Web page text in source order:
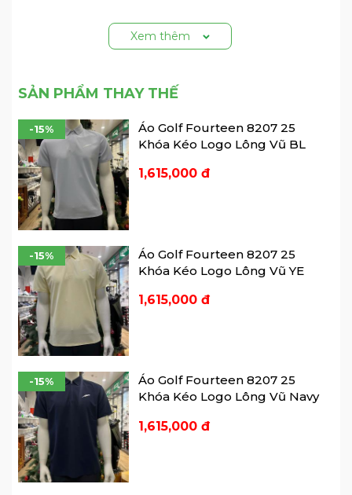
Xem thêm
SẢN PHẨM THAY THẾ
Áo Golf Fourteen 8207 25
Khóa Kéo Logo Lông Vũ BL
1,615,000 đ
-15%
Áo Golf Fourteen 8207 25
Khóa Kéo Logo Lông Vũ YE
1,615,000 đ
-15%
Áo Golf Fourteen 8207 25
Khóa Kéo Logo Lông Vũ Navy
1,615,000 đ
-15%